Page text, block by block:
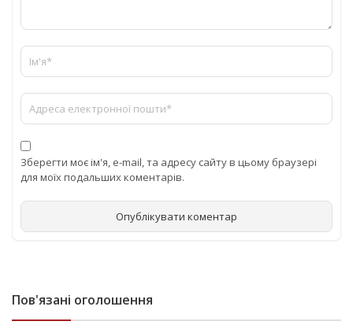
Зберегти моє ім'я, e-mail, та адресу сайту в цьому браузері
для моїх подальших коментарів.
Пов'язані оголошення